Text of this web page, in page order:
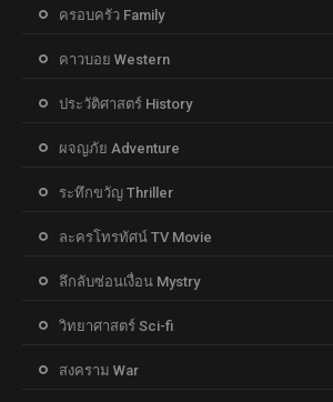
ครอบครัว Family
คาวบอย Western
ประวัติศาสตร์ History
ผจญภัย Adventure
ระทึกขวัญ Thriller
ละครโทรทัศน์ TV Movie
ลึกลับซ่อนเงื่อน Mystry
วิทยาศาสตร์ Sci-fi
สงคราม War